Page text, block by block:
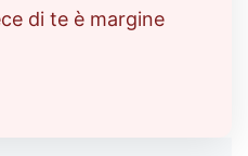
di te è margine